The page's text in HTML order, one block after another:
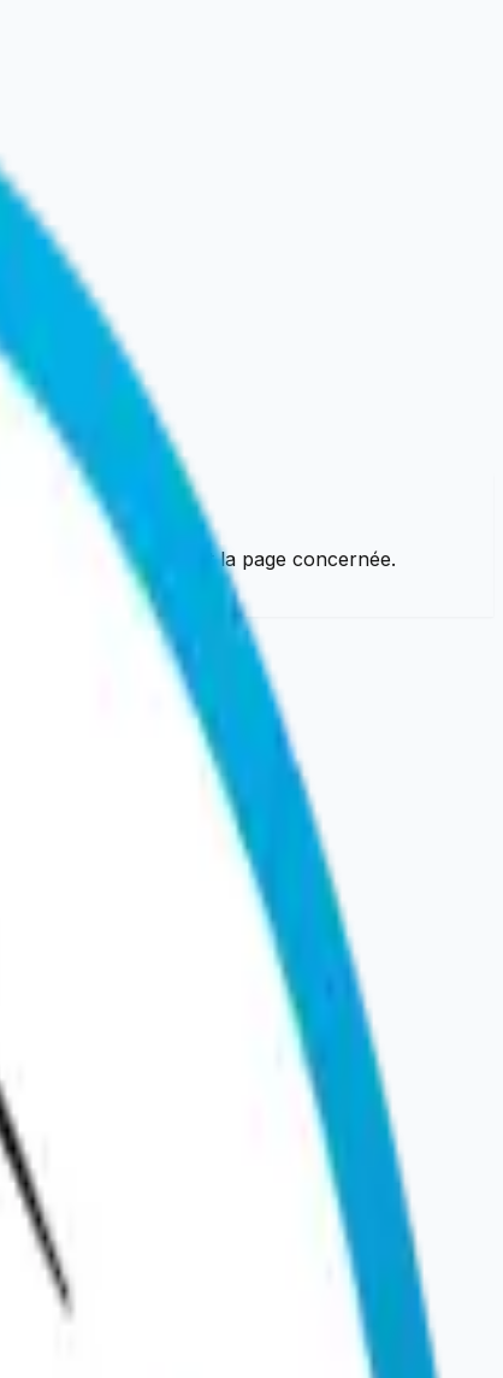
nous en précisant la page concernée.